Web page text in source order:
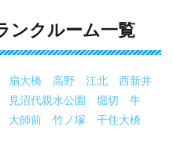
ンクルーム一覧
扇大橋 高野 江北
西新井
見沼代親水公園 堀切
牛
大師前 竹ノ塚
千住大橋